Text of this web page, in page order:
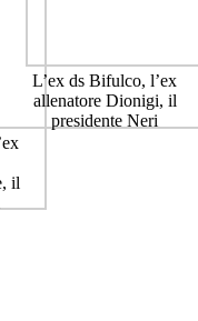
il
L’ex ds Bifulco, l’ex
allenatore Dionigi, il
presidente Neri